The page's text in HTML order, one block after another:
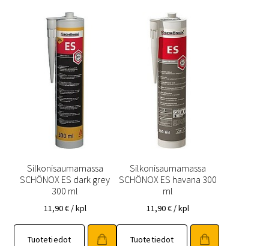
Silkonisaumamassa
SCHÖNOX ES dark grey
300 ml
11,90€ / kpl
Tuotetiedot
Silkonisaumamassa
SCHÖNOX ES havana 300
ml
11,90€ / kpl
Tuotetiedot